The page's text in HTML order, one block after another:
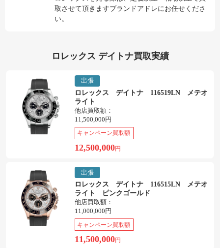
取させて頂きますブランドアドレにお任せくださ
い。
ロレックス デイトナ買取実績
出張
ロレックス デイトナ 116519LN メテオ
ライト
他店買取額：
11,500,000円
キャンペーン買取額
12,500,000円
出張
ロレックス デイトナ 116515LN メテオ
ライト ピンクゴールド
他店買取額：
11,000,000円
キャンペーン買取額
11,500,000円